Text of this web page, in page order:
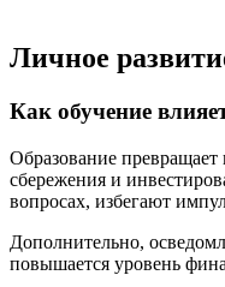
Личное
Как обучение
Образование превращает
сбережения и
вопросах, избегают
Дополнительно,
повышается уровень